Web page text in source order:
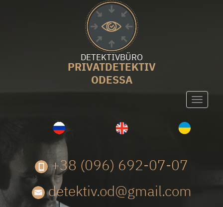
DETEKTIVBÜRO
PRIVATDETEKTIV
ODESSA
Toggle
+38 (096) 692-07-07
detektiv.od@gmail.com